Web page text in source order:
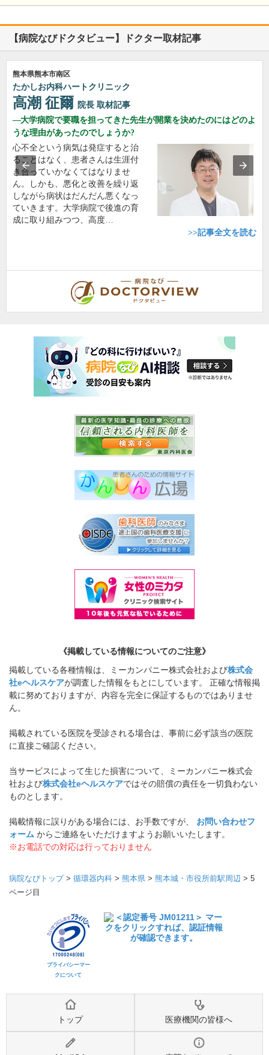
【病院なびドクタビュー】ドクター取材記事
熊本県熊本市南区
たかしお内科ハートクリニック
高潮 征爾 院長 取材記事
大学病院で要職を担ってきた先生が開業を決めたのにはどのよ
うな理由があったのでしょうか?
心不全という病気は発症すると治
ることはなく、患者さんは生涯付
き合っていかなくてはなりませ
ん。しかも、悪化と改善を繰り返
しながら病状はだんだん悪くなっ
ていきます。大学病院で後進の育
成に取り組みつつ、高度…
>>記事全文を読む
《掲載している情報についてのご注意》
掲載している各種情報は、ミーカンパニー株式会社および株式会
社eヘルスケアが調査した情報をもとにしています。 正確な情報掲
載に努めておりますが、内容を完全に保証するものではありませ
ん。
掲載されている医院を受診される場合は、事前に必ず該当の医院
に直接ご確認ください。
当サービスによって生じた損害について、ミーカンパニー株式会
社および株式会社eヘルスケアではその賠償の責任を一切負わない
ものとします。
掲載情報に誤りがある場合には、お手数ですが、 お問い合わせフ
ォーム からご連絡をいただけますようお願いいたします。
※お電話での対応は行っておりません
病院なびトップ> 循環器内科 > 熊本県 > 熊本城・市役所前駅周辺 > 5
ページ目
プライバシーマー
クについて
トップ 医療機関の皆様へ